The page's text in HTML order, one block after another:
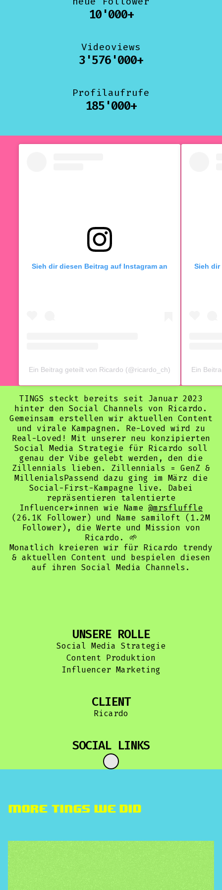
10'000+
Videoviews
3'576'000+
Profilaufrufe
185'000+
Sieh dir diesen Beitrag auf Instagram an
Ein Beitrag geteilt von Ricardo (@ricardo_ch)
Sieh dir
Ein
TINGS steckt bereits seit Januar 2023
hinter den Social Channels von Ricardo.
Gemeinsam erstellen wir aktuellen Content
und virale Kampagnen. Re-Loved wird zu
Real-Loved! Mit unserer neu konzipierten
Social Media Strategie für Ricardo soll
genau der Vibe gelebt werden, den die
Zillennials lieben. Zillennials = GenZ &
MillenialsPassend dazu ging im März die
Social-First-Kampagne live. Dabei
repräsentieren talentierte
Influencer*innen wie Name @mrsfluffle
(26.1K Follower) und Name samiloft (1.2M
Follower), die Werte und Mission von
Ricardo. 🌱
Monatlich kreieren wir für Ricardo trendy
& aktuellen Content und bespielen diesen
auf ihren Social Media Channels.
UNSERE ROLLE
Social Media Strategie
Content Produktion
Influencer Marketing
CLIENT
Ricardo
SOCIAL LINKS
More TINGS we did